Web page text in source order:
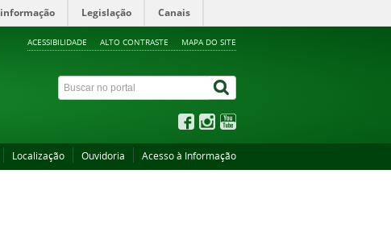
informação Legislação Canais
ACESSIBILIDADE ALTO CONTRASTE MAPA DO SITE
Localização Ouvidoria Acesso à Informação